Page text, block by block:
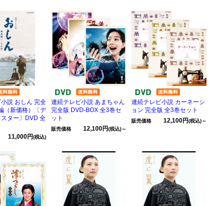
説 おしん 完全
（新価格）〔デ
ター〕DVD 全
11,000円(税込)
連続テレビ小説 あまちゃん
完全版 DVD-BOX 全3巻セ
ット
販売価格 12,100円(税込)～
連続テレビ小説 カーネーシ
ョン 完全版 全3巻セット
販売価格 12,100円(税込)～